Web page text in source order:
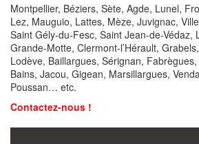
Montpellier, Béziers, Sète, Agde, Lunel,
Lez, Mauguio, Lattes, Mèze, Juvignac,
Saint Gély-du-Fesc, Saint Jean-de-Védaz,
Grande-Motte, Clermont-l’Hérault,
Lodève, Baillargues, Sérignan,
Bains, Jacou, Gigean, Marsillargues,
Poussan… etc.
Contactez-nous !